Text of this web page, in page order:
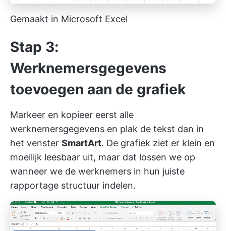
Gemaakt in Microsoft Excel
Stap 3:
Werknemersgegevens
toevoegen aan de grafiek
Markeer en kopieer eerst alle
werknemersgegevens en plak de tekst dan in
het venster SmartArt. De grafiek ziet er klein en
moeilijk leesbaar uit, maar dat lossen we op
wanneer we de werknemers in hun juiste
rapportage structuur indelen.